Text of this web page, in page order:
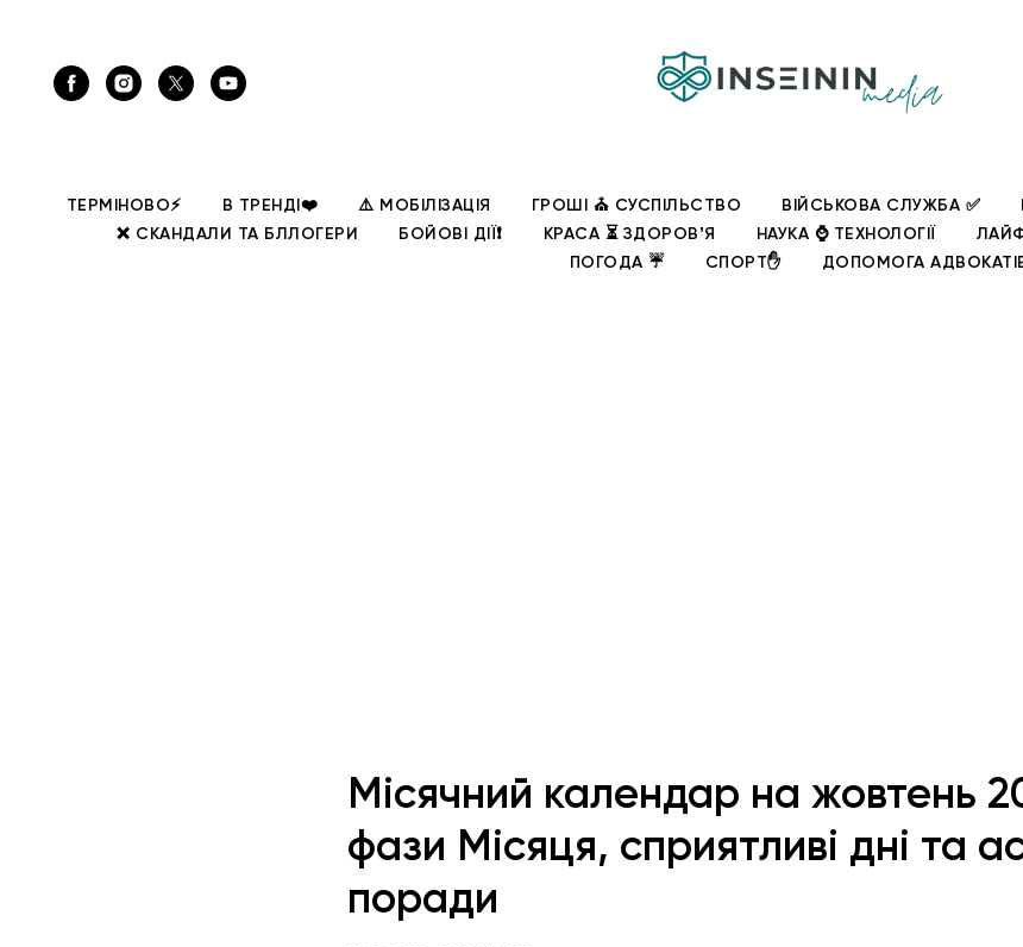
ТЕРМІНОВО⚡ В ТРЕНДІ❤️ ⚠️ МОБІЛІЗАЦІЯ ГРОШІ ⛪ СУСПІЛЬСТВО ВІЙСЬКОВА СЛУЖБА ✅
❌ СКАНДАЛИ ТА БЛЛОГЕРИ
БОЙОВІ ДІЇ❗ КРАСА ⏳ ЗДОРОВʼЯ НАУКА ⌚ ТЕХНОЛОГІЇ
ПОГОДА ☔
СПОРТ✋ ДОПОМОГА
Місячний календар на жовтень
фази Місяця, сприятливі дні та
поради